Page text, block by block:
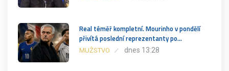
Real téměř kompletní. Mourinho v pondělí
přivítá poslední reprezentanty po…
MUŽSTVO dnes 13:28